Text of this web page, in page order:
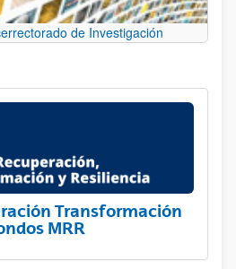
de Investigación
Transformación
MRR